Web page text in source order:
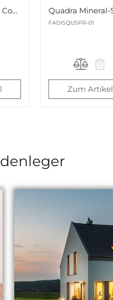
Quadra Mineral-Spritzspachtel 25kg Eimer
SKSPAPUS60-02
Zum Artikel